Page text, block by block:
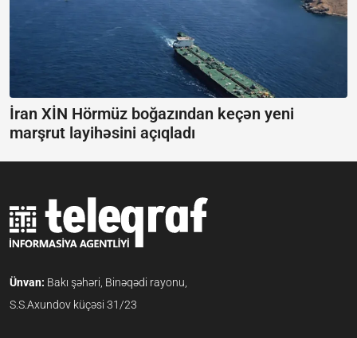
İran XİN Hörmüz boğazından keçən yeni
marşrut layihəsini açıqladı
Ünvan: Bakı şəhəri, Binəqədi rayonu,
S.S.Axundov küçəsi 31/23